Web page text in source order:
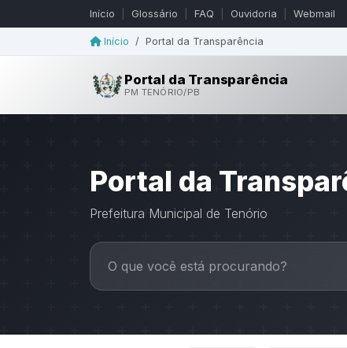
Início Glossário FAQ Ouvidoria Webmail
Início / Portal da Transparência
Portal da Transparência
PM TENÓRIO/PB
Portal da
Prefeitura Municipal de Tenório